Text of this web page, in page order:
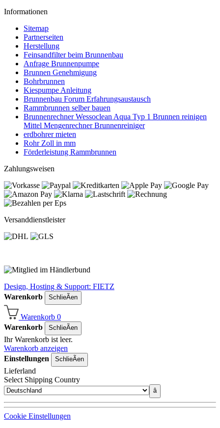
Informationen
Sitemap
Partnerseiten
Herstellung
Feinsandfilter beim Brunnenbau
Anfrage Brunnenpumpe
Brunnen Genehmigung
Bohrbrunnen
Kiespumpe Anleitung
Brunnenbau Forum Erfahrungsaustausch
Rammbrunnen selber bauen
Brunnenrechner Wessoclean Aqua Typ 1 Brunnen reinigen
Mittel Mengenrechner Brunnenreiniger
erdbohrer mieten
Rohr Zoll in mm
Förderleistung Rammbrunnen
Zahlungsweisen
Versanddienstleister
Design, Hosting & Support: FIETZ
Warenkorb
SchlieÃen
Warenkorb 0
Warenkorb
SchlieÃen
Ihr Warenkorb ist leer.
Warenkorb anzeigen
Einstellungen
SchlieÃen
Lieferland
Select Shipping Country
â
Cookie Einstellungen